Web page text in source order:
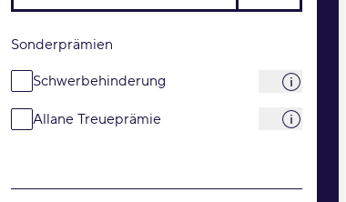
Sonderprämien
Schwerbehinderung
Allane Treueprämie